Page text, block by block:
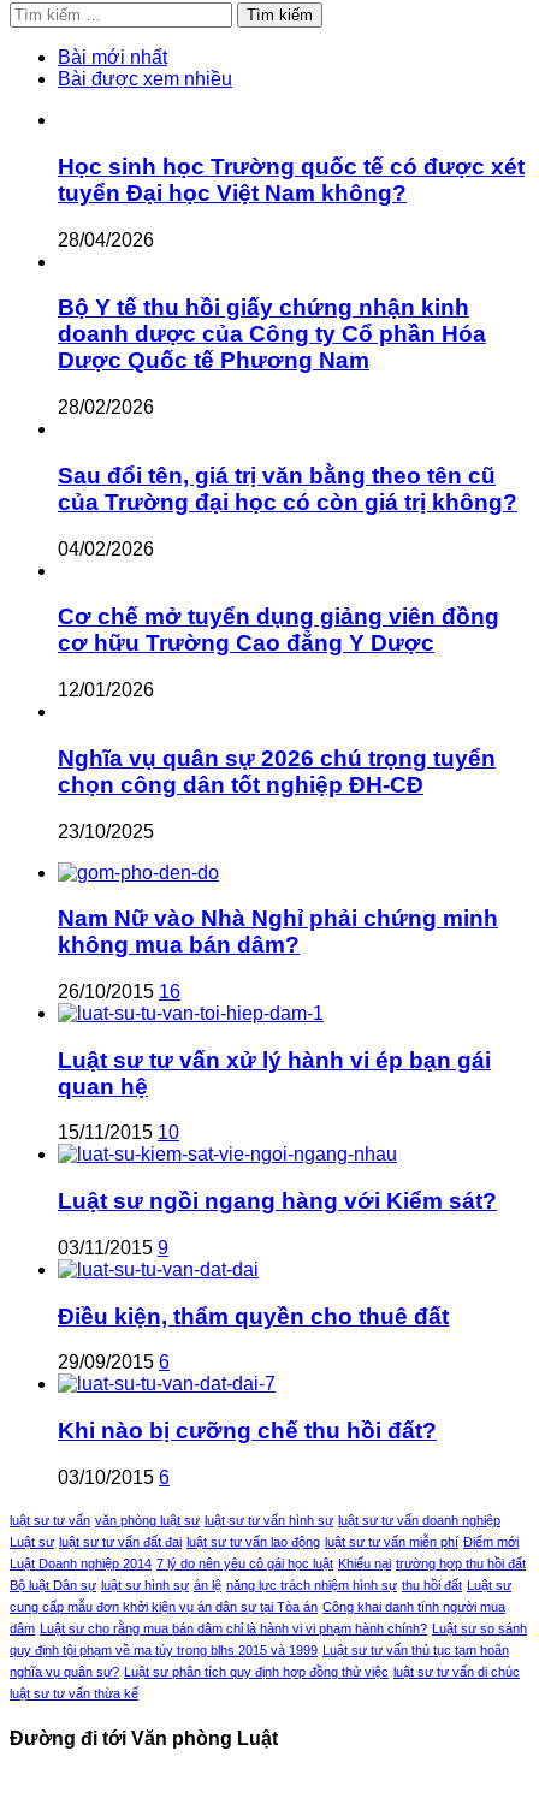
Tìm
kiếm
cho:
Bài mới nhất
Bài được xem nhiều
Học sinh học Trường quốc tế có được xét
tuyển Đại học Việt Nam không?
28/04/2026
Bộ Y tế thu hồi giấy chứng nhận kinh
doanh dược của Công ty Cổ phần Hóa
Dược Quốc tế Phương Nam
28/02/2026
Sau đổi tên, giá trị văn bằng theo tên cũ
của Trường đại học có còn giá trị không?
04/02/2026
Cơ chế mở tuyển dụng giảng viên đồng
cơ hữu Trường Cao đẳng Y Dược
12/01/2026
Nghĩa vụ quân sự 2026 chú trọng tuyển
chọn công dân tốt nghiệp ĐH-CĐ
23/10/2025
Nam Nữ vào Nhà Nghỉ phải chứng minh
không mua bán dâm?
26/10/2015 16
Luật sư tư vấn xử lý hành vi ép bạn gái
quan hệ
15/11/2015 10
Luật sư ngồi ngang hàng với Kiểm sát?
03/11/2015 9
Điều kiện, thẩm quyền cho thuê đất
29/09/2015 6
Khi nào bị cưỡng chế thu hồi đất?
03/10/2015 6
luật sư tư vấn văn phòng luật sư luật sư tư vấn hình sự luật sư tư vấn doanh nghiệp
Luật sư luật sư tư vấn đất đai luật sư tư vấn lao động luật sư tư vấn miễn phí Điểm mới
Luật Doanh nghiệp 2014 7 lý do nên yêu cô gái học luật Khiếu nại trường hợp thu hồi đất
Bộ luật Dân sự luật sư hình sự án lệ năng lực trách nhiệm hình sự thu hồi đất Luật sư
cung cấp mẫu đơn khởi kiện vụ án dân sự tại Tòa án Công khai danh tính người mua
dâm Luật sư cho rằng mua bán dâm chỉ là hành vi vi phạm hành chính? Luật sư so sánh
quy định tội phạm về ma túy trong blhs 2015 và 1999 Luật sư tư vấn thủ tục tạm hoãn
nghĩa vụ quân sự? Luật sư phân tích quy định hợp đồng thử việc luật sư tư vấn di chúc
luật sư tư vấn thừa kế
Đường đi tới Văn phòng Luật